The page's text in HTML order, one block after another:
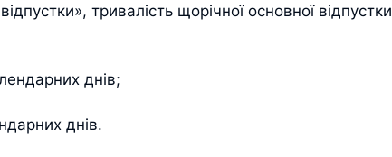
тривалість щорічної основної відпустки
днів;
днів.